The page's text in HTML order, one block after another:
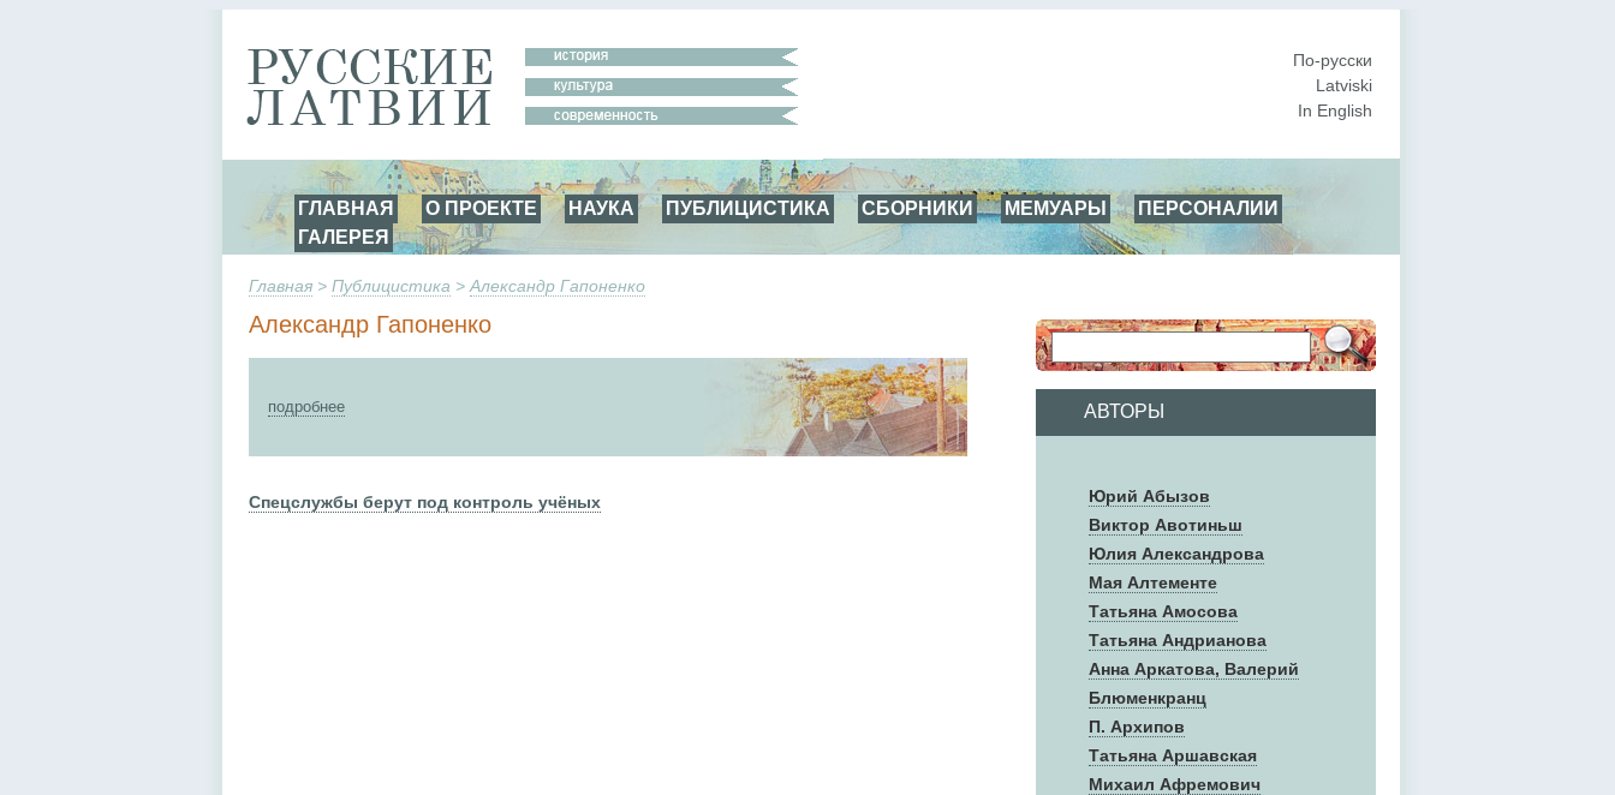
По-русски
Latviski
In English
ГЛАВНАЯ О ПРОЕКТЕ НАУКА ПУБЛИЦИСТИКА СБОРНИКИ МЕМУАРЫ
ПЕРСОНАЛИИ
ГАЛЕРЕЯ
Главная > Публицистика > Александр Гапоненко
АВТОРЫ
Юрий Абызов
Виктор Авотиньш
Юлия Александрова
Мая Алтементе
Татьяна Амосова
Татьяна Андрианова
Анна Аркатова, Валерий
Блюменкранц
П. Архипов
Татьяна Аршавская
Михаил Афремович
Александр Гапоненко
подробнее
Спецслужбы берут под контроль учёных